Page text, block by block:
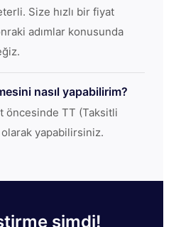
Size hızlı bir fiyat
adımlar konusunda
nasıl yapabilirim?
öncesinde TT (Taksitli
yapabilirsiniz.
şimdi!